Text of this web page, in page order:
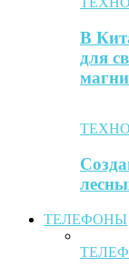
В
для
ТЕЛЕФОНЫ